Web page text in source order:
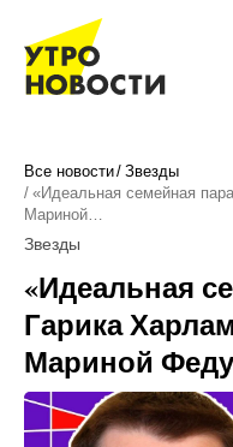
Все новости Звезды
«Идеальная семейная
Мариной…
Звезды
«Идеальная
Гарика
Мариной